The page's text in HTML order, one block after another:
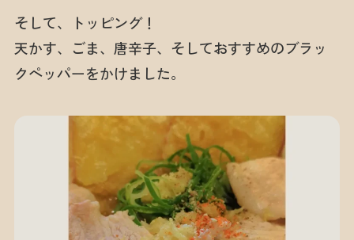
そして、トッピング！
天かす、ごま、唐辛子、そしておすすめのブラッ
クペッパーをかけました。